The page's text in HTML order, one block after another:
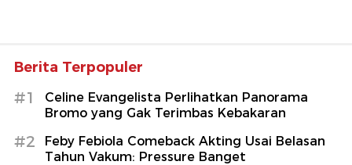
Berita Terpopuler
#1
Celine Evangelista Perlihatkan Panorama
Bromo yang Gak Terimbas Kebakaran
#2
Feby Febiola Comeback Akting Usai Belasan
Tahun Vakum: Pressure Banget